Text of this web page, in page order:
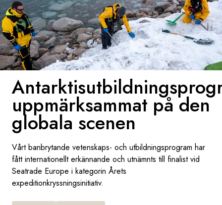
Sverige
Tyskland
Schweiz
Frankrike
Sverige
Danmark
Norge
uppmärksammat på den
globala scenen
Vårt banbrytande vetenskaps- och utbildningsprogram har
fått internationellt erkännande och utnämnts till finalist vid
Seatrade Europe i kategorin Årets
expeditionkryssningsinitiativ.